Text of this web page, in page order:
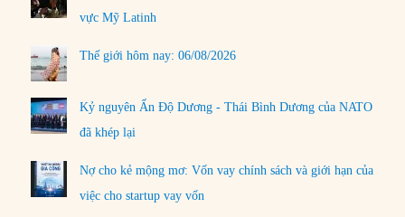
vực Mỹ Latinh
Thế giới hôm nay: 06/08/2026
Kỷ nguyên Ấn Độ Dương - Thái Bình Dương của NATO
đã khép lại
Nợ cho kẻ mộng mơ: Vốn vay chính sách và giới hạn của
việc cho startup vay vốn